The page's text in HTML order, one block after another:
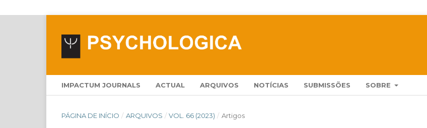
IMPACTUM JOURNALS ACTUAL ARQUIVOS NOTÍCIAS SUBMISSÕES SOBRE
PÁGINA DE INÍCIO / ARQUIVOS / VOL. 66 (2023) / Artigos